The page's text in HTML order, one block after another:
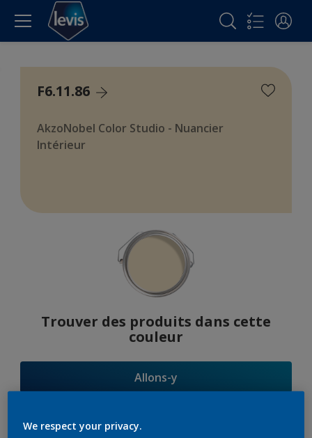
F6.11.86
AkzoNobel Color Studio - Nuancier
Intérieur
Trouver des produits dans cette
couleur
Allons-y
We respect your privacy.